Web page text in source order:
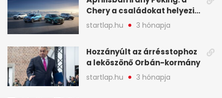
Chery a családokat helyezi
globális mobilitási
programja középpontjába
startlap.hu 3 hónapja
Hozzányúlt az árrésstophoz
a leköszönő Orbán-kormány
startlap.hu 3 hónapja